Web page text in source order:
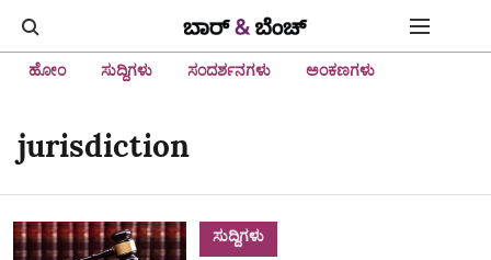
ಹೋಂ ಸುದ್ದಿಗಳು ಸಂದರ್ಶನಗಳು ಅಂಕಣಗಳು
jurisdiction
ಸುದ್ದಿಗಳು